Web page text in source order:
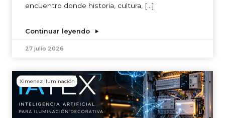
encuentro donde historia, cultura, […]
Continuar leyendo
27 julio 2026
Ximenez Iluminación